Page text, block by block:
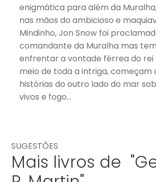
enigmática para além da
nas mãos do ambicioso e
Mindinho, Jon Snow foi
comandante da Muralha mas
enfrentar a vontade férrea do rei
meio de toda a intriga, começam
histórias do outro lado do mar
vivos e fogo…
SUGESTÕES
Mais livros de